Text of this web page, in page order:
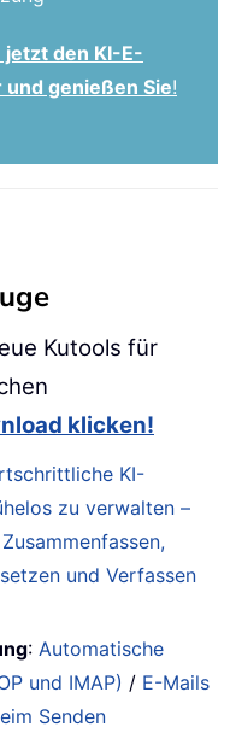
jetzt den KI-E-
genießen Sie!
Kutools für
klicken!
KI-
zu verwalten –
und Verfassen
:Automatische
und IMAP) / E-Mails
Senden